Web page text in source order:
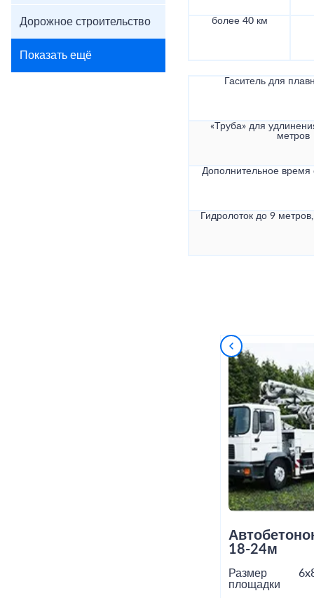
Дорожное строительство
Показать ещё
более 40 км
Гаситель для
«Труба» для
метров
Дополнительное
Гидролоток до 9
18-24м
Размер
площадки